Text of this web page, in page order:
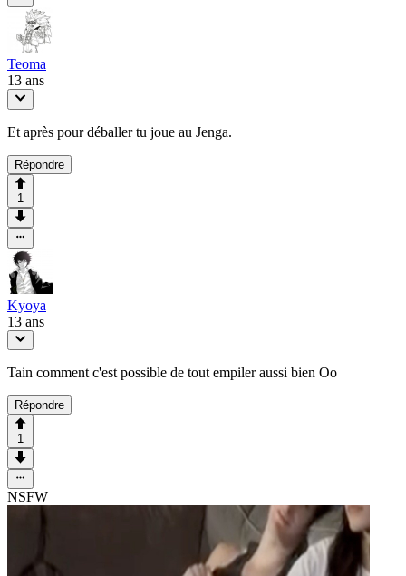
Teoma
13 ans
Et après pour déballer tu joue au Jenga.
Répondre
1
Kyoya
13 ans
Tain comment c'est possible de tout empiler aussi bien Oo
Répondre
1
NSFW